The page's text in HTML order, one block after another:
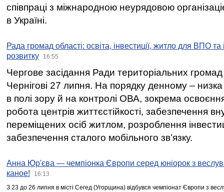
співпраці з міжнародною неурядовою
в Україні.
Рада громад області: освіта, інвестиції, житло для ВПО
розвитку
16:55
Чергове засідання Ради територіальних громад
Чернігові 27 липня. На порядку денному –
в полі зору й на контролі ОВА, зокрема освоєння
робота центрів життєстійкості, забезпечення
переміщених осіб житлом, розроблення
забезпечення сталого мобільного зв’язку.
Анна Юр'єва — чемпіонка Європи серед юніорок з
каное!
16:13
З 23 до 26 липня в місті Сегед (Угорщина) відбувся чемпіонат Європи з